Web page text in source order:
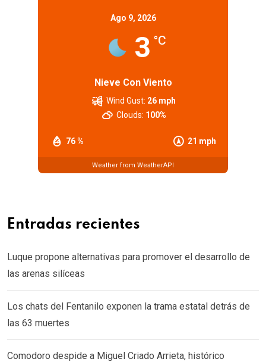
Ago 9, 2026
3 °C
Nieve Con Viento
76 % 21 mph
Wind Gust: 26 mph
Clouds: 100%
Weather from WeatherAPI
Entradas recientes
Luque propone alternativas para promover el desarrollo de
las arenas silíceas
Los chats del Fentanilo exponen la trama estatal detrás de
las 63 muertes
Comodoro despide a Miguel Criado Arrieta, histórico